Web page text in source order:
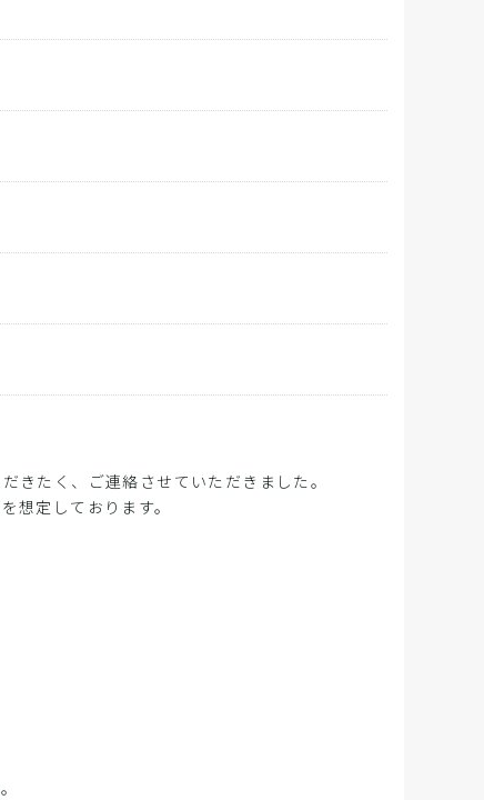
きたく、ご連絡させていただきました。
想定しております。